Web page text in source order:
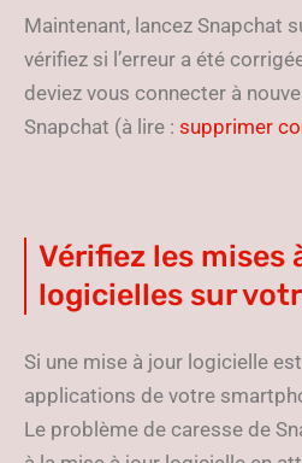
Maintenant, lancez Snapchat
vérifiez si l’erreur a été
deviez vous connecter à
Snapchat (à lire : supprimer
Vérifiez les mises
logicielles sur
Si une mise à jour logicielle
applications de votre
Le problème de caresse de